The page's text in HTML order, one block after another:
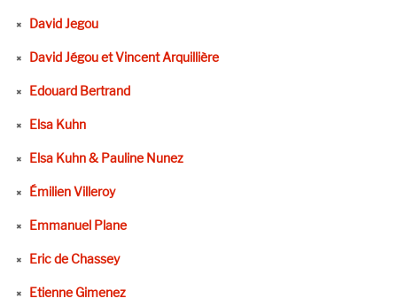
David Jegou
David Jégou et Vincent Arquillière
Edouard Bertrand
Elsa Kuhn
Elsa Kuhn & Pauline Nunez
Émilien Villeroy
Emmanuel Plane
Eric de Chassey
Etienne Gimenez